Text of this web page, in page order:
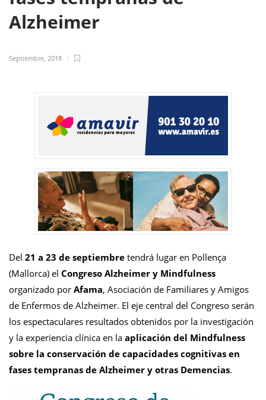
Alzheimer
Septiembre, 2018
Del 21 a 23 de septiembre tendrá lugar en Pollença
(Mallorca) el Congreso Alzheimer y Mindfulness
organizado por Afama, Asociación de Familiares y Amigos
de Enfermos de Alzheimer. El eje central del Congreso serán
los espectaculares resultados obtenidos por la investigación
y la experiencia clínica en la aplicación del Mindfulness
sobre la conservación de capacidades cognitivas en
fases tempranas de Alzheimer y otras Demencias.